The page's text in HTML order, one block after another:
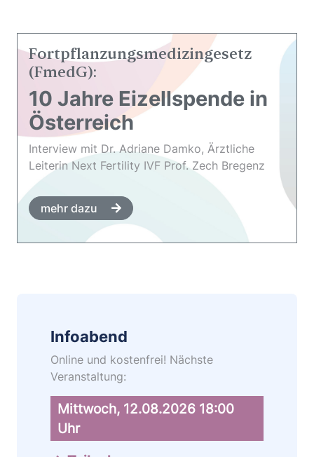
Fortpflanzungsmedizingesetz
(FmedG):
10 Jahre Eizellspende in
Österreich
Interview mit Dr. Adriane Damko, Ärztliche
Leiterin Next Fertility IVF Prof. Zech Bregenz
mehr dazu
Infoabend
Online und kostenfrei! Nächste
Veranstaltung:
Mittwoch, 12.08.2026 18:00
Uhr